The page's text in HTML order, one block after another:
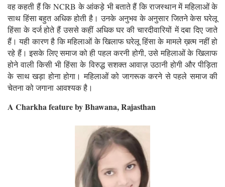
वह कहती हैं कि NCRB के आंकड़े भी बताते हैं कि राजस्थान में महिलाओं के
साथ हिंसा बहुत अधिक होती है। उनके अनुभव के अनुसार जितने केस घरेलू
हिंसा के दर्ज होते हैं उससे कहीं अधिक घर की चारदीवारियों में दबा दिए जाते
हैं। यही कारण है कि महिलाओं के खिलाफ घरेलू हिंसा के मामले ख़त्म नहीं हो
रहे हैं। इसके लिए समाज को ही पहल करनी होगी, उसे महिलाओं के खिलाफ
होने वाली किसी भी हिंसा के विरुद्ध सशक्त आवाज़ उठानी होगी और पीड़िता
के साथ खड़ा होना होगा। महिलाओं को जागरूक करने से पहले समाज की
चेतना को जगाना आवश्यक है।
A Charkha feature by Bhawana, Rajasthan